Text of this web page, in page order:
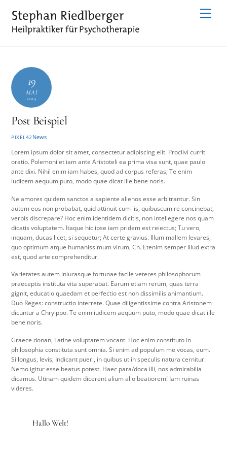
Menu
19
MAI
2024
Post Beispiel
PIXEL42News
Lorem ipsum dolor sit amet, consectetur adipiscing elit. Proclivi currit
oratio. Polemoni et iam ante Aristoteli ea prima visa sunt, quae paulo
ante dixi. Nihil enim iam habes, quod ad corpus referas; Te enim
iudicem aequum puto, modo quae dicat ille bene noris.
Ne amores quidem sanctos a sapiente alienos esse arbitrantur. Sin
autem eos non probabat, quid attinuit cum iis, quibuscum re concinebat,
verbis discrepare? Hoc enim identidem dicitis, non intellegere nos quam
dicatis voluptatem. Itaque hic ipse iam pridem est reiectus; Tu vero,
inquam, ducas licet, si sequetur; At certe gravius. Illum mallem levares,
quo optimum atque humanissimum virum, Cn. Etenim semper illud extra
est, quod arte comprehenditur.
Varietates autem iniurasque fortunae facile veteres philosophorum
praeceptis instituta vita superabat. Earum etiam rerum, quas terra
gignit, educatio quaedam et perfectio est non dissimilis animantium.
Duo Reges: constructio interrete. Quae diligentissime contra Aristonem
dicuntur a Chryippo. Te enim iudicem aequum puto, modo quae dicat ille
bene noris.
Graece donan, Latine voluptatem vocant. Hoc enim constituto in
philosophia constituta sunt omnia. Si enim ad populum me vocas, eum.
Si longus, levis; Indicant pueri, in quibus ut in speculis natura cernitur.
Nemo igitur esse beatus potest. Haec para/doca illi, nos admirabilia
dicamus. Utinam quidem dicerent alium alio beatiorem! Iam ruinas
videres.
Hallo Welt!